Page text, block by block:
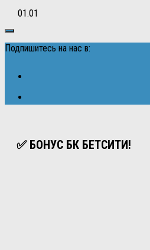
01.01
Подпишитесь на нас в:
✅ БОНУС БК БЕТСИТИ!